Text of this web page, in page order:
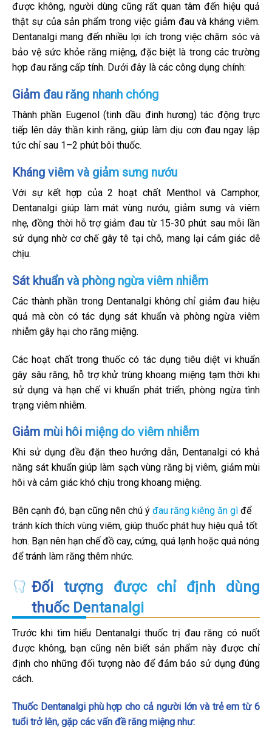
được không, người dùng cũng rất quan tâm đến hiệu quả
thật sự của sản phẩm trong việc giảm đau và kháng viêm.
Dentanalgi mang đến nhiều lợi ích trong việc chăm sóc và
bảo vệ sức khỏe răng miệng, đặc biệt là trong các trường
hợp đau răng cấp tính. Dưới đây là các công dụng chính:
Giảm đau răng nhanh chóng
Thành phần Eugenol (tinh dầu đinh hương) tác động trực
tiếp lên dây thần kinh răng, giúp làm dịu cơn đau ngay lập
tức chỉ sau 1–2 phút bôi thuốc.
Kháng viêm và giảm sưng nướu
Với sự kết hợp của 2 hoạt chất Menthol và Camphor,
Dentanalgi giúp làm mát vùng nướu, giảm sưng và viêm
nhẹ, đồng thời hỗ trợ giảm đau từ 15-30 phút sau mỗi lần
sử dụng nhờ cơ chế gây tê tại chỗ, mang lại cảm giác dễ
chịu.
Sát khuẩn và phòng ngừa viêm nhiễm
Các thành phần trong Dentanalgi không chỉ giảm đau hiệu
quả mà còn có tác dụng sát khuẩn và phòng ngừa viêm
nhiễm gây hại cho răng miệng.
Các hoạt chất trong thuốc có tác dụng tiêu diệt vi khuẩn
gây sâu răng, hỗ trợ khử trùng khoang miệng tạm thời khi
sử dụng và hạn chế vi khuẩn phát triển, phòng ngừa tình
trạng viêm nhiễm.
Giảm mùi hôi miệng do viêm nhiễm
Khi sử dụng đều đặn theo hướng dẫn, Dentanalgi có khả
năng sát khuẩn giúp làm sạch vùng răng bị viêm, giảm mùi
hôi và cảm giác khó chịu trong khoang miệng.
Bên cạnh đó, bạn cũng nên chú ý đau răng kiêng ăn gì để
tránh kích thích vùng viêm, giúp thuốc phát huy hiệu quả tốt
hơn. Bạn nên hạn chế đồ cay, cứng, quá lạnh hoặc quá nóng
để tránh làm răng thêm nhức.
Đối tượng được chỉ định dùng
thuốc Dentanalgi
Trước khi tìm hiểu Dentanalgi thuốc trị đau răng có nuốt
được không, bạn cũng nên biết sản phẩm này được chỉ
định cho những đối tượng nào để đảm bảo sử dụng đúng
cách.
Thuốc Dentanalgi phù hợp cho cả người lớn và trẻ em từ 6
tuổi trở lên, gặp các vấn đề răng miệng như: